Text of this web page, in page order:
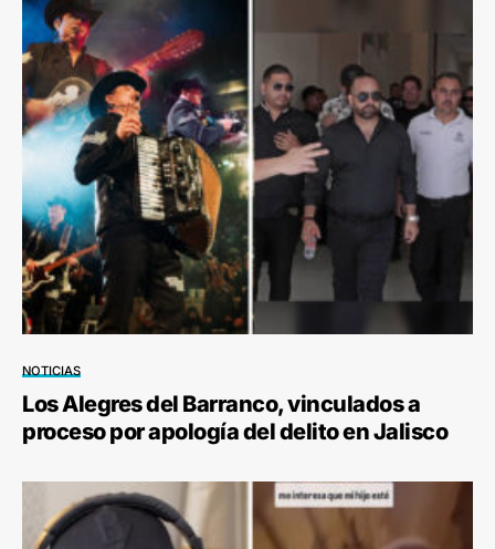
NOTICIAS
Los Alegres del Barranco, vinculados a
proceso por apología del delito en Jalisco